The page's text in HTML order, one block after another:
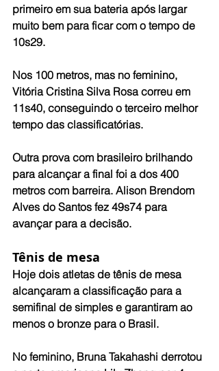
primeiro em sua bateria após largar
muito bem para ficar com o tempo de
10s29.
Nos 100 metros, mas no feminino,
Vitória Cristina Silva Rosa correu em
11s40, conseguindo o terceiro melhor
tempo das classificatórias.
Outra prova com brasileiro brilhando
para alcançar a final foi a dos 400
metros com barreira. Alison Brendom
Alves do Santos fez 49s74 para
avançar para a decisão.
Tênis de mesa
Hoje dois atletas de tênis de mesa
alcançaram a classificação para a
semifinal de simples e garantiram ao
menos o bronze para o Brasil.
No feminino, Bruna Takahashi derrotou